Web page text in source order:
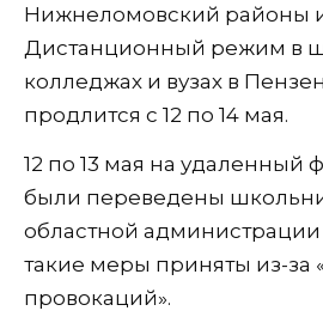
Нижнеломовский районы
Дистанционный режим в
колледжах и вузах в
продлится с 12 по 14 мая.
12 по 13 мая на удаленный
были переведены
областной администрации
такие меры приняты из-за
провокаций».